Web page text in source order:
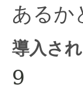
あるか
導入さ
9